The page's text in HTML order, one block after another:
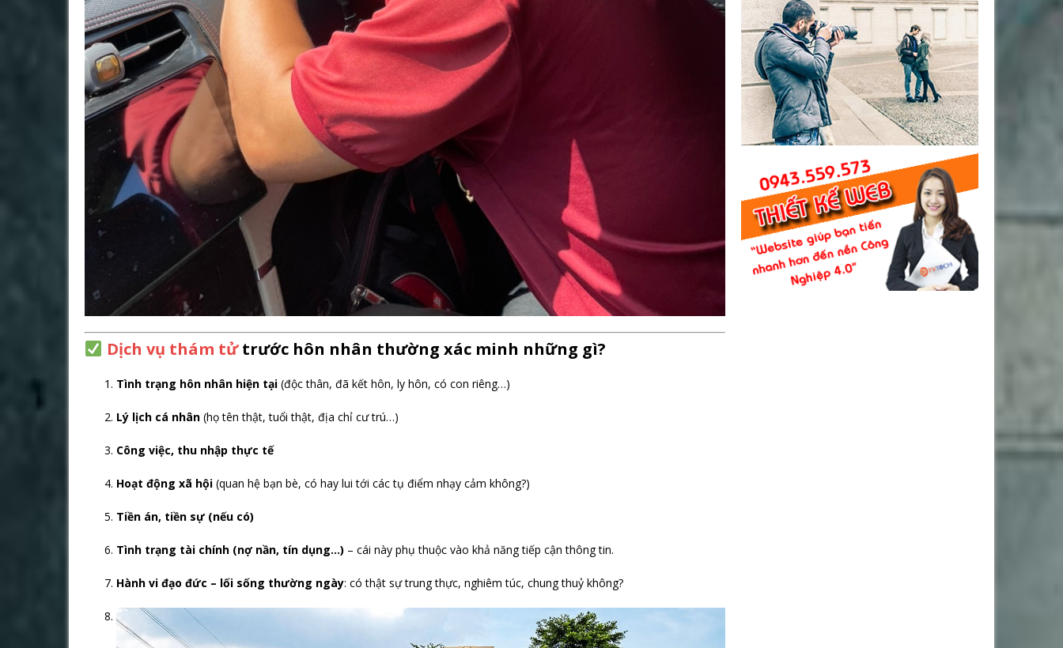
Dịch vụ thám tửtrước hôn nhân thường xác minh những gì?
Tình trạng hôn nhân hiện tại (độc thân, đã kết hôn, ly hôn, có con riêng…)
Lý lịch cá nhân (họ tên thật, tuổi thật, địa chỉ cư trú…)
Công việc, thu nhập thực tế
Hoạt động xã hội (quan hệ bạn bè, có hay lui tới các tụ điểm nhạy cảm không?)
Tiền án, tiền sự (nếu có)
Tình trạng tài chính (nợ nần, tín dụng…) – cái này phụ thuộc vào khả năng tiếp cận thông tin.
Hành vi đạo đức – lối sống thường ngày: có thật sự trung thực, nghiêm túc, chung thuỷ không?